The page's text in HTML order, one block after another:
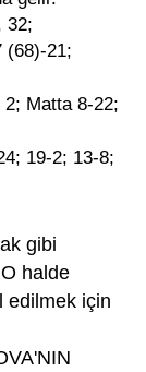
32;
(68)-21;
Matta 8-22;
19-2; 13-8;
gibi
halde
edilmek için